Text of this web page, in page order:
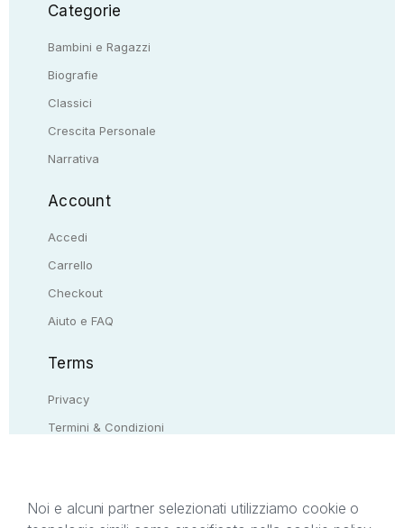
Categorie
Bambini e Ragazzi
Biografie
Classici
Crescita Personale
Narrativa
Account
Accedi
Carrello
Checkout
Aiuto e FAQ
Terms
Privacy
Termini & Condizioni
Noi e alcuni partner selezionati utilizziamo cookie o